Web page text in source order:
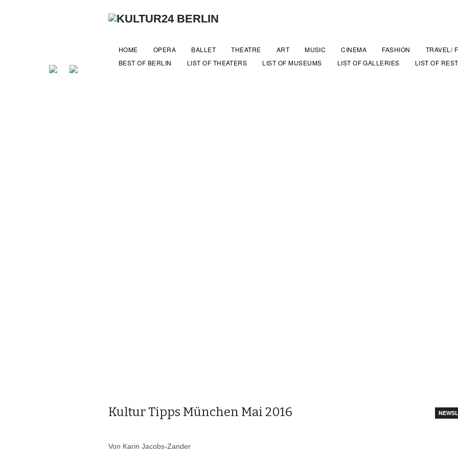
HOME OPERA BALLET THEATRE ART MUSIC CINEMA FASHION TRAVEL/
BEST OF BERLIN
LIST OF THEATERS LIST OF MUSEUMS LIST OF GALLERIES LIST OF
Kultur Tipps München Mai 2016
Von Karin Jacobs-Zander